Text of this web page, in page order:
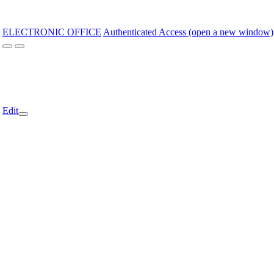
ELECTRONIC OFFICE Authenticated Access (open a new window)
Edit